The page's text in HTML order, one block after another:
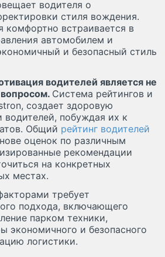
водителя о
стиля вождения.
комфортно встраивается в
автомобилем и
и безопасный стиль
водителей является не
Система рейтингов и
создает здоровую
водителей, побуждая их к
Общий рейтинг водителей
оценок по различным
рекомендации
на конкретных
местах.
требует
подхода, включающего
парком техники,
экономичного и безопасного
логистики.